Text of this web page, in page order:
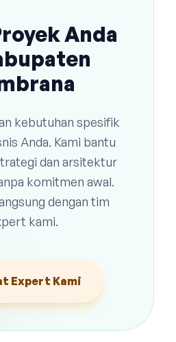
Anda
kebutuhan spesifik
Anda. Kami bantu
dan arsitektur
komitmen awal.
dengan tim
kami.
Expert Kami